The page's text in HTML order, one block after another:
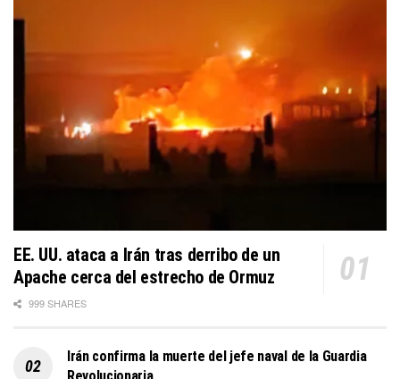
EE. UU. ataca a Irán tras derribo de un
Apache cerca del estrecho de Ormuz
999 SHARES
Irán confirma la muerte del jefe naval de la Guardia
Revolucionaria